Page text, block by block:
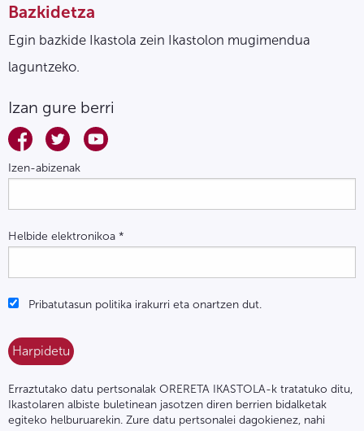
Bazkidetza
Egin bazkide Ikastola zein Ikastolon mugimendua
laguntzeko.
Izan gure berri
Izen-abizenak
Helbide elektronikoa *
Pribatutasun politika irakurri eta onartzen dut.
Erraztutako datu pertsonalak ORERETA IKASTOLA-k tratatuko ditu,
Ikastolaren albiste buletinean jasotzen diren berrien bidalketak
egiteko helburuarekin. Zure datu pertsonalei dagokienez, nahi